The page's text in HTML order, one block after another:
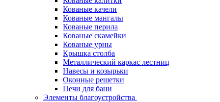
Кованые качели
Кованые мангалы
Кованые перила
Кованые скамейки
Кованые урны
Крышка столба
Металлический каркас лестниц
Навесы и козырьки
Оконные решетки
Печи для бани
Элементы благоустройства